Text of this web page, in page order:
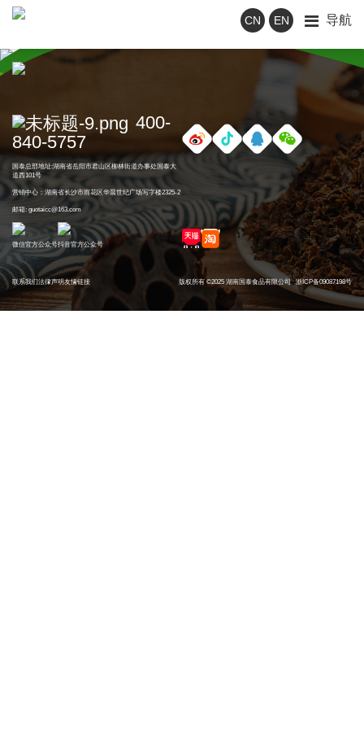
CN EN 导航
400-
840-5757
国泰总部地址:湖南省岳阳市君山区柳林街道办事处国泰大
道西101号
营销中心：湖南省长沙市雨花区华晨世纪广场写字楼2325-2
邮箱: guotaicc@163.com
微信官方公众号抖音官方公众号
联系我们法律声明友情链接 版权所有 ©2025 湖南国泰食品有限公司浙ICP备09087198号